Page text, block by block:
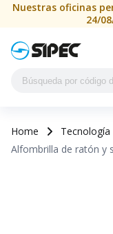
Nuestras oficinas
24/
Home Tecnología
Alfombrilla de ratón y